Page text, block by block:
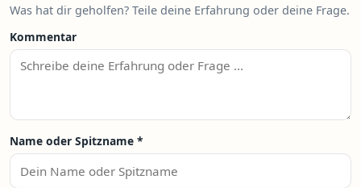
Was hat dir geholfen? Teile deine Erfahrung oder deine Frage.
Kommentar
Name oder Spitzname *